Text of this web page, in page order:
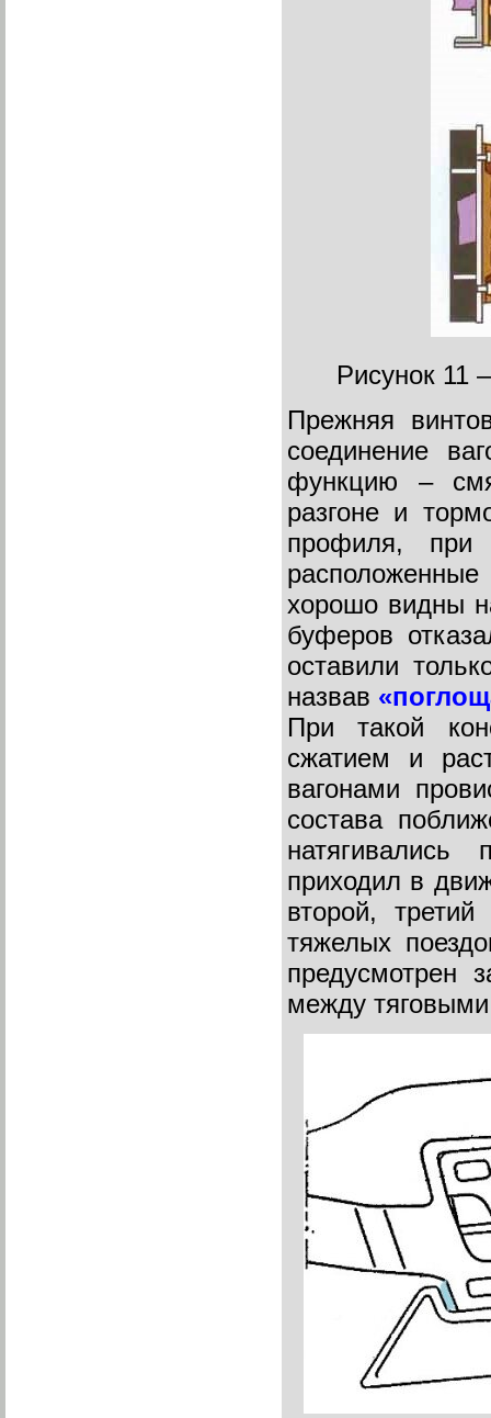
Рисунок 11
Прежняя
соединение
функцию –
разгоне и
профиля, при
хорошо видны
буферов
оставили
назвав
При такой
сжатием и
вагонами
состава
натягивались
приходил в
второй,
тяжелых
предусмотрен
между